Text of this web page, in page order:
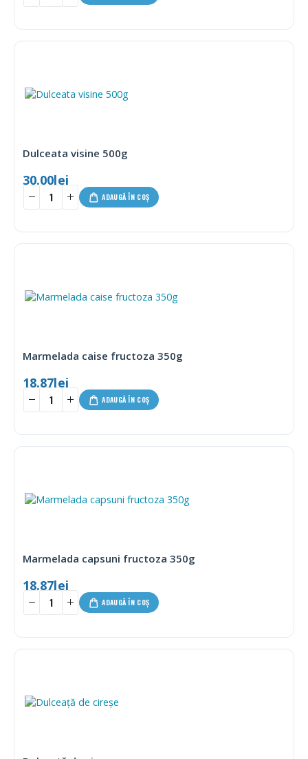
Dulceata visine 500g
30.00lei
ADAUGĂ ÎN COȘ
Marmelada caise fructoza 350g
18.87lei
ADAUGĂ ÎN COȘ
Marmelada capsuni fructoza 350g
18.87lei
ADAUGĂ ÎN COȘ